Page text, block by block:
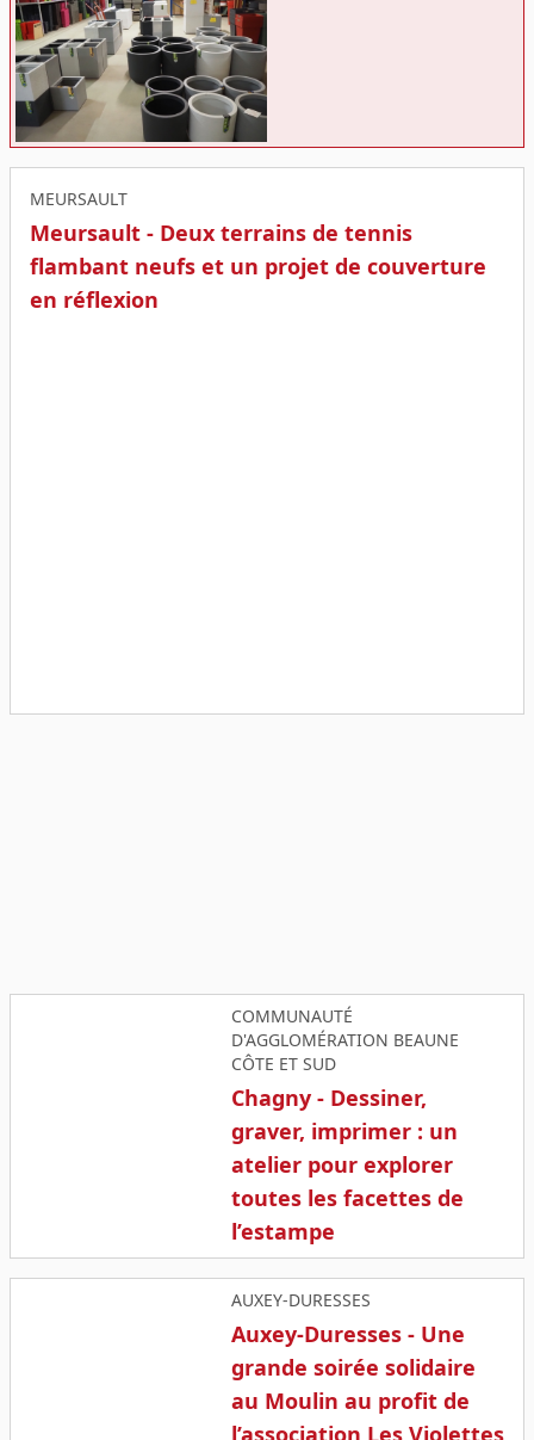
MEURSAULT
Meursault - Deux terrains de tennis
flambant neufs et un projet de couverture
en réflexion
COMMUNAUTÉ
D'AGGLOMÉRATION BEAUNE
CÔTE ET SUD
Chagny - Dessiner,
graver, imprimer : un
atelier pour explorer
toutes les facettes de
l’estampe
AUXEY-DURESSES
Auxey-Duresses - Une
grande soirée solidaire
au Moulin au profit de
l’association Les Violettes